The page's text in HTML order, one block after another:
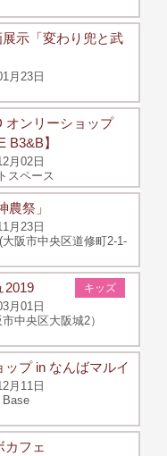
示「変わり兜と武
月23日
オンリーショップ
B3&B】
月02日
スペース
農祭」
月23日
阪市中央区道修町2-1-
キッズ
2019
月01日
中央区大阪城2）
プ in なんばマルイ
月11日
Base
カフェ